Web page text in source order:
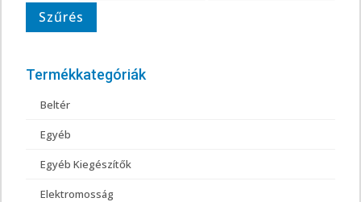
ár
Szűrés
Termékkategóriák
Beltér
Egyéb
Egyéb Kiegészítők
Elektromosság